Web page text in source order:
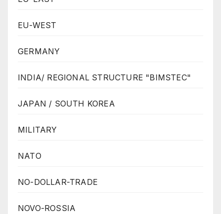
EU-WEST
GERMANY
INDIA/ REGIONAL STRUCTURE "BIMSTEC"
JAPAN / SOUTH KOREA
MILITARY
NATO
NO-DOLLAR-TRADE
NOVO-ROSSIA